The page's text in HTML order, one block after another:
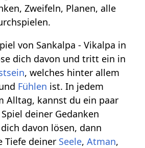
Zweifeln, Planen, alle
von Sankalpa - Vikalpa in
dich davon und tritt ein in
, welches hinter allem
Fühlen ist. In jedem
Alltag, kannst du ein paar
deiner Gedanken
davon lösen, dann
Tiefe deiner Seele,Atman,